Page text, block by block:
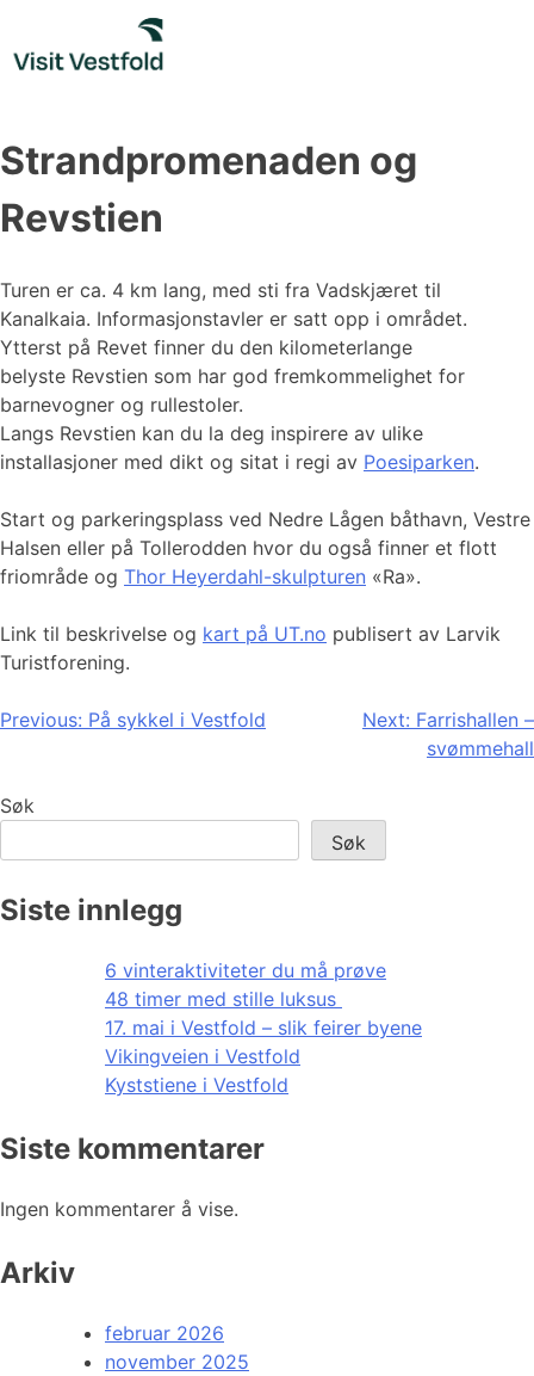
content
Strandpromenaden og
Revstien
Turen er ca. 4 km lang, med sti fra Vadskjæret til
Kanalkaia. Informasjonstavler er satt opp i området.
Ytterst på Revet finner du den kilometerlange
belyste Revstien som har god fremkommelighet for
barnevogner og rullestoler.
Langs Revstien kan du la deg inspirere av ulike
installasjoner med dikt og sitat i regi av Poesiparken.
Start og parkeringsplass ved Nedre Lågen båthavn, Vestre
Halsen eller på Tollerodden hvor du også finner et flott
friområde og Thor Heyerdahl-skulpturen «Ra».
Link til beskrivelse og kart på UT.no publisert av Larvik
Turistforening.
Innleggsnavigasjon
Previous: På sykkel i Vestfold Next: Farrishallen –
svømmehall
Søk
Søk
Siste innlegg
6 vinteraktiviteter du må prøve
48 timer med stille luksus
17. mai i Vestfold – slik feirer byene
Vikingveien i Vestfold
Kyststiene i Vestfold
Siste kommentarer
Ingen kommentarer å vise.
Arkiv
februar 2026
november 2025